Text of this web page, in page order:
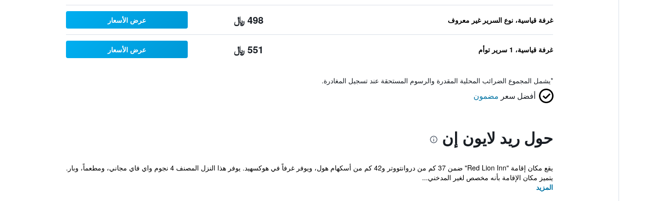
غرفة قياسية، نوع السرير غير معروف 498 ﷼ عرض الأسعار
غرفة قياسية، 1 سرير توأم 551 ﷼ عرض الأسعار
*يشمل المجموع الضرائب المحلية المقدرة والرسوم المستحقة عند تسجيل المغادرة.
أفضل سعر مضمون
حول ريد لايون إن
يقع مكان إقامة "Red Lion Inn" ضمن 37 كم من دروانتووتر و42 كم من أسكهام هول، ويوفر غرفاً في هوكسهيد. يوفر هذا النزل المصنف 4 نجوم واي فاي مجاني، ومطعماً، وبار.
يتميز مكان الإقامة بأنه مخصص لغير المدخني...
المزيد